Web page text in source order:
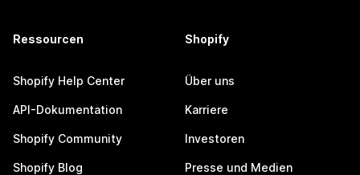
Ressourcen
Shopify Help Center
API-Dokumentation
Shopify Community
Shopify Blog
Shopify
Über uns
Karriere
Investoren
Presse und Medien